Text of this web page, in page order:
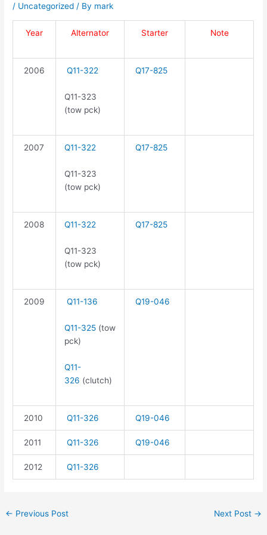
/ Uncategorized / By mark
Year Alternator Starter Note
2006 Q11-322
Q11-323
(tow pck)
Q17-825
2007 Q11-322
Q11-323
(tow pck)
Q17-825
2008 Q11-322
Q11-323
(tow pck)
Q17-825
2009 Q11-136
Q11-325(tow
pck)
Q11-
326 (clutch)
Q19-046
2010 Q11-326 Q19-046
2011 Q11-326 Q19-046
2012 Q11-326
← Previous Post Next Post →